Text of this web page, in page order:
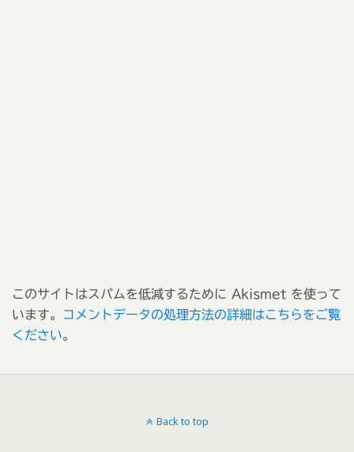
このサイトはスパムを低減するために Akismet を使って
います。
コメントデータの処理方法の詳細はこちらをご覧
ください。
Back to top